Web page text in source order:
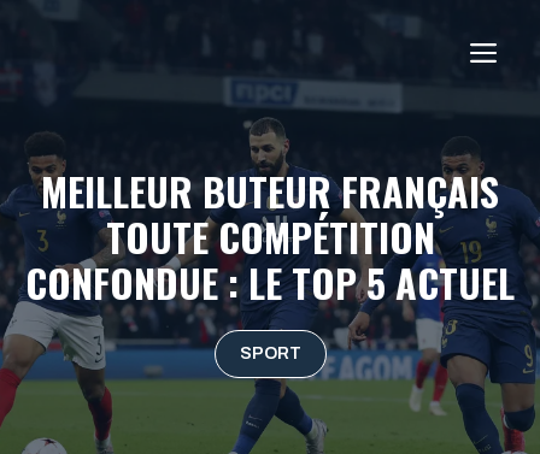
MEILLEUR BUTEUR FRANÇAIS
TOUTE COMPÉTITION
CONFONDUE : LE TOP 5 ACTUEL
SPORT